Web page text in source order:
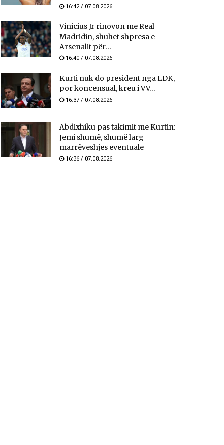
16:42 / 07.08.2026
Vinicius Jr rinovon me Real
Madridin, shuhet shpresa e
Arsenalit për...
16:40 / 07.08.2026
Kurti nuk do president nga LDK,
por koncensual, kreu i VV...
16:37 / 07.08.2026
Abdixhiku pas takimit me Kurtin:
Jemi shumë, shumë larg
marrëveshjes eventuale
16:36 / 07.08.2026